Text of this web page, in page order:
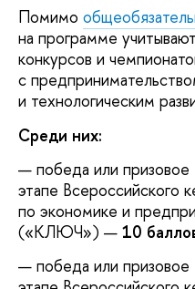
Помимо
на программе
конкурсов и
с
и технологическим
Среди них:
победа или
этапе Всероссийского
по экономике и
(«КЛЮЧ») — 10
победа или